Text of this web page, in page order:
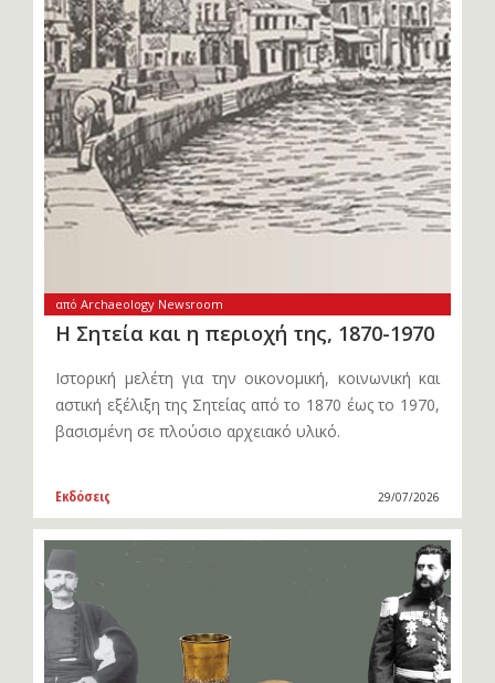
από Archaeology Newsroom
Η Σητεία και η περιοχή της, 1870-1970
Ιστορική μελέτη για την οικονομική, κοινωνική και
αστική εξέλιξη της Σητείας από το 1870 έως το 1970,
βασισμένη σε πλούσιο αρχειακό υλικό.
Εκδόσεις 29/07/2026